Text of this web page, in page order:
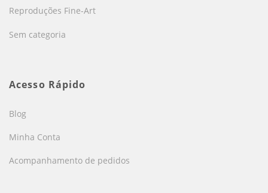
Reproduções Fine-Art
Sem categoria
Acesso Rápido
Blog
Minha Conta
Acompanhamento de pedidos